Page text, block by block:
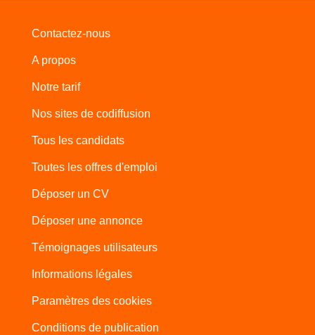
Contactez-nous
A propos
Notre tarif
Nos sites de codiffusion
Tous les candidats
Toutes les offres d'emploi
Déposer un CV
Déposer une annonce
Témoignages utilisateurs
Informations légales
Paramètres des cookies
Conditions de publication